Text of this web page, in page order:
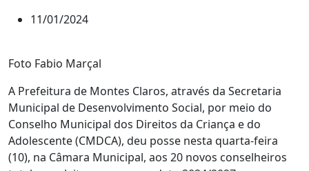
11/01/2024
Foto Fabio Marçal
A Prefeitura de Montes Claros, através da Secretaria
Municipal de Desenvolvimento Social, por meio do
Conselho Municipal dos Direitos da Criança e do
Adolescente (CMDCA), deu posse nesta quarta-feira
(10), na Câmara Municipal, aos 20 novos conselheiros